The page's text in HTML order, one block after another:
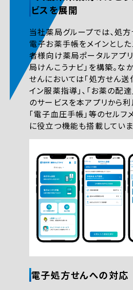
ビスを展開
当社薬局グループでは、処方
電子お薬手帳をメインとし
者様向け薬局ポータルアプ
局けんこうナビ」を構築。な
せんにおいては「処方せん送
イン服薬指導」、「お薬の配
のサービスを本アプリから利
「電子血圧手帳」等のセルフ
に役立つ機能も搭載していま
電子処方せんへの対応